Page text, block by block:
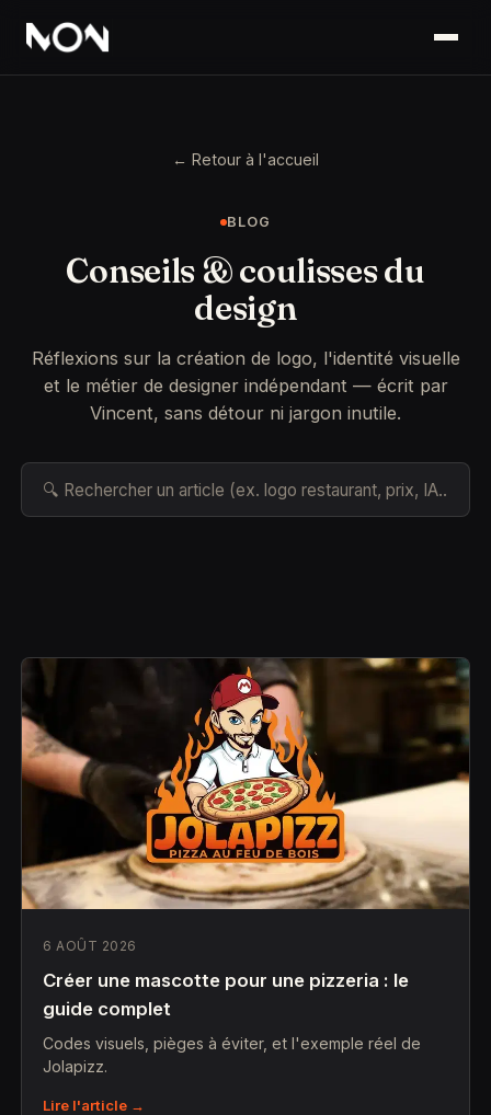
← Retour à l'accueil
BLOG
Conseils & coulisses du
design
Réflexions sur la création de logo, l'identité visuelle
et le métier de designer indépendant — écrit par
Vincent, sans détour ni jargon inutile.
6 AOÛT 2026
Créer une mascotte pour une pizzeria : le
guide complet
Codes visuels, pièges à éviter, et l'exemple réel de
Jolapizz.
Lire l'article →